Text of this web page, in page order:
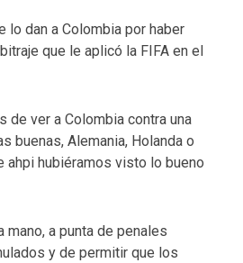
lo dan a Colombia por haber
que le aplicó la FIFA en el
de ver a Colombia contra una
buenas, Alemania, Holanda o
ahpi hubiéramos visto lo bueno
a punta de penales
y de permitir que los